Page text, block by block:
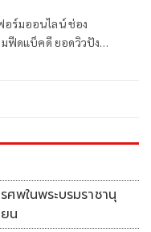
ร์มออนไลน์ ช่อง
ฟีดแบ็คดี ยอดวิวปัง
พในพระบรมราชานุ
น